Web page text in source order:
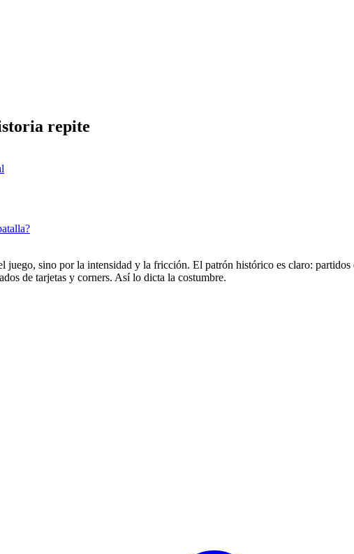
repite
sino por la intensidad y la fricción. El patrón histórico es claro: partidos
de tarjetas y corners. Así lo dicta la costumbre.